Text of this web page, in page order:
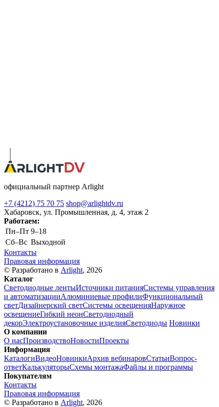
официальный партнер Arlight
+7 (4212) 75 70 75 shop@arlightdv.ru
Хабаровск, ул. Промышленная, д. 4, этаж 2
Работаем:
Пн–Пт 9–18
Cб–Вс Выходной
Контакты
Правовая информация
© Разработано в Arlight, 2026
Каталог
Светодиодные лентыИсточники питанияСистемы управления
и автоматизацииАлюминиевые профилиФункциональный
светДизайнерский светСистемы освещенияНаружное
освещениеГибкий неонСветодиодный
декорЭлектроустановочные изделияСветодиоды Новинки
О компании
О насПроизводствоНовостиПроекты
Информация
КаталогиВидеоНовинкиАрхив вебинаровСтатьиВопрос-
ответКалькуляторыСхемы монтажаФайлы и программы
Покупателям
Контакты
Правовая информация
© Разработано в Arlight, 2026